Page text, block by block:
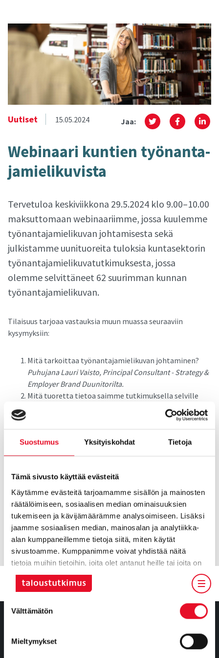
Suostumus Yksityiskohdat Tietoja
Tämä sivusto käyttää evästeitä
Käytämme evästeitä tarjoamamme sisällön ja mainosten
räätälöimiseen, sosiaalisen median ominaisuuksien
tukemiseen ja kävijämäärämme analysoimiseen. Lisäksi
jaamme sosiaalisen median, mainosalan ja analytiikka-
alan kumppaneillemme tietoja siitä, miten käytät
sivustoamme. Kumppanimme voivat yhdistää näitä
tietoja muihin tietoihin, joita olet antanut heille tai joita on
kerätty, kun olet käyttänyt heidän palvelujaan.
Suostumuksen
valinta
Välttämätön
Mieltymykset
Uutiset 15.05.2024 Jaa:
Webinaari kun­tien työ­nan­ta­
ja­mie­li­ku­vis­ta
Tervetuloa keskiviikkona 29.5.2024 klo 9.00–10.00
maksuttomaan webinaariimme, jossa kuulemme
työnantajamielikuvan johtamisesta sekä
julkistamme uunituoreita tuloksia kuntasektorin
työnantajamielikuvatutkimuksesta, jossa
olemme selvittäneet 62 suurimman kunnan
työnantajamielikuvan.
Tilaisuus tarjoaa vastauksia muun muassa seuraaviin
kysymyksiin:
Mitä tarkoittaa työnantajamielikuvan johtaminen?
Puhujana Lauri Vaisto, Principal Consultant - Strategy &
Employer Brand Duunitorilta.
Mitä tuoretta tietoa saimme tutkimuksella selville
Puhujana Paula
Lehto, Senior Insight Manager Taloustutkimukselta.
TOP5 parhaat kunnat Suomessa työnantajamielikuvan
perusteella kolmessa eri
kategoriassa.Puhujana Tommi Saarnio, Insight
Voit katsoa webinaaritallenteentäältä!
Lisätietoja Työnantajamielikuvatutkimus 2024 - Suomen
suurimmat kunnat -tutkimuksesta voit lukea täältä!